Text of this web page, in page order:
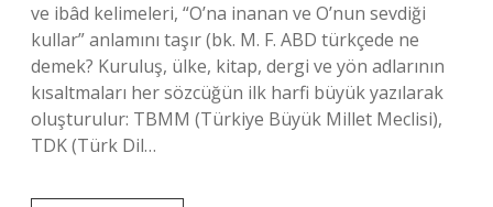
ve ibâd kelimeleri, “O’na inanan ve O’nun sevdiği
kullar” anlamını taşır (bk. M. F. ABD türkçede ne
demek? Kuruluş, ülke, kitap, dergi ve yön adlarının
kısaltmaları her sözcüğün ilk harfi büyük yazılarak
oluşturulur: TBMM (Türkiye Büyük Millet Meclisi),
TDK (Türk Dil…